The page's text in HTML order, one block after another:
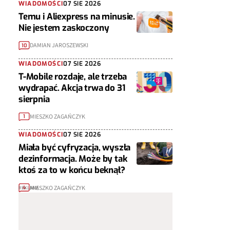
WIADOMOŚCI07 SIE 2026
Temu i Aliexpress na minusie.
Nie jestem zaskoczony
10 DAMIAN JAROSZEWSKI
WIADOMOŚCI07 SIE 2026
T-Mobile rozdaje, ale trzeba
wydrapać. Akcja trwa do 31
sierpnia
1 MIESZKO ZAGAŃCZYK
WIADOMOŚCI07 SIE 2026
Miała być cyfryzacja, wyszła
dezinformacja. Może by tak
ktoś za to w końcu beknął?
4 MIESZKO ZAGAŃCZYK